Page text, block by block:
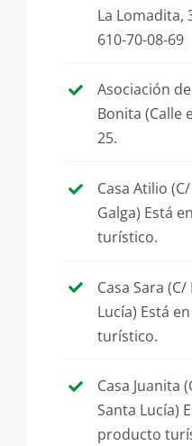
La Lomadita,
610-70-08-69
Asociación
Bonita (Calle
25.
Casa Atilio
Galga) Está
turístico.
Casa Sara
Lucía) Está
turístico.
Casa Juanita
Santa Lucía)
producto